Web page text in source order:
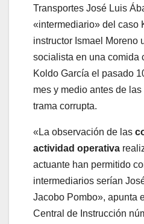
Transportes José Luis
«intermediario» del caso
instructor Ismael Moreno
socialista en una comida
Koldo García el pasado
mes y medio antes de
trama corrupta.
«La observación de las
actividad operativa
actuante han permitido
intermediarios serían
Jacobo Pombo», apunta
Central de Instrucción